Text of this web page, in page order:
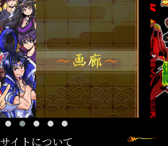
サイトについて